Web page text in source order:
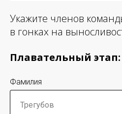
Укажите членов
в гонках на
Плавательный этап:
Фамилия